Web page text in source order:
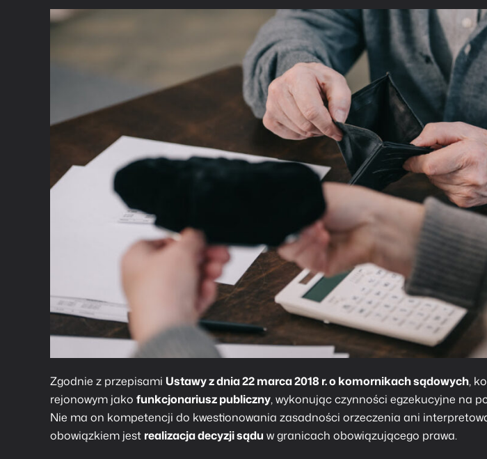
Zgodnie z przepisami Ustawy z dnia 22 marca 2018 r. o komornikach sądowych,
rejonowym jako funkcjonariusz publiczny, wykonując czynności egzekucyjne na
Nie ma on kompetencji do kwestionowania zasadności orzeczenia ani
obowiązkiem jest realizacja decyzji sądu w granicach obowiązującego prawa.